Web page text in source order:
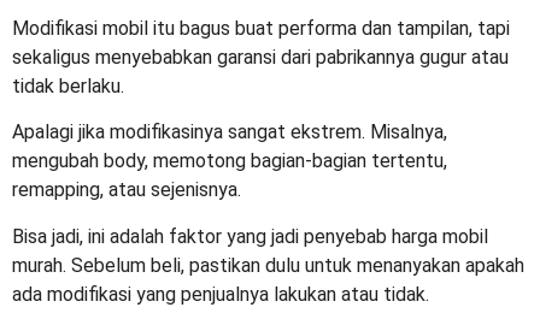
Modifikasi mobil itu bagus buat performa dan tampilan, tapi
sekaligus menyebabkan garansi dari pabrikannya gugur atau
tidak berlaku.
Apalagi jika modifikasinya sangat ekstrem. Misalnya,
mengubah body, memotong bagian-bagian tertentu,
remapping, atau sejenisnya.
Bisa jadi, ini adalah faktor yang jadi penyebab harga mobil
murah. Sebelum beli, pastikan dulu untuk menanyakan apakah
ada modifikasi yang penjualnya lakukan atau tidak.